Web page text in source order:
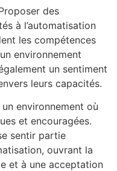
des
à l’automatisation
les compétences
environnement
un sentiment
leurs capacités.
environnement où
et encouragées.
sentir partie
ouvrant la
et à une acceptation